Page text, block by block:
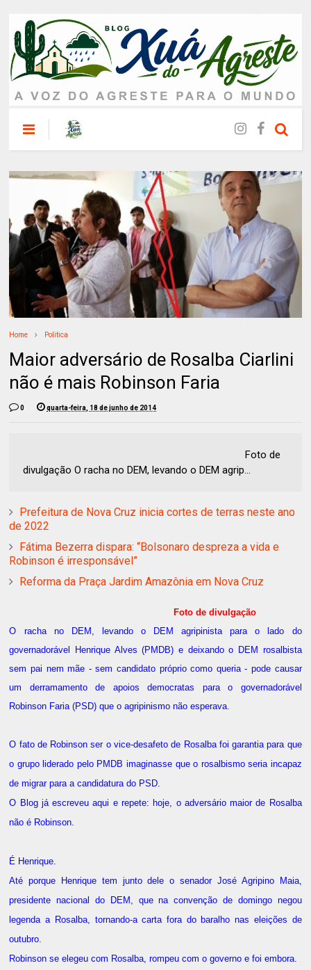
Home Politica
Maior adversário de Rosalba Ciarlini
não é mais Robinson Faria
0 quarta-feira, 18 de junho de 2014
Foto de
divulgação O racha no DEM, levando o DEM agrip...
Prefeitura de Nova Cruz inicia cortes de terras neste ano
de 2022
Fátima Bezerra dispara: “Bolsonaro despreza a vida e
Robinson é irresponsável”
Reforma da Praça Jardim Amazônia em Nova Cruz
Foto de divulgação
O racha no DEM, levando o DEM agripinista para o lado do
governadorável Henrique Alves (PMDB) e deixando o DEM rosalbista
sem pai nem mãe - sem candidato próprio como queria - pode causar
um derramamento de apoios democratas para o governadorável
Robinson Faria (PSD) que o agripinismo não esperava.
O fato de Robinson ser o vice-desafeto de Rosalba foi garantia para que
o grupo liderado pelo PMDB imaginasse que o rosalbismo seria incapaz
de migrar para a candidatura do PSD.
O Blog já escreveu aqui e repete: hoje, o adversário maior de Rosalba
não é Robinson.
É Henrique.
Até porque Henrique tem junto dele o senador José Agripino Maia,
presidente nacional do DEM, que na convenção de domingo negou
legenda a Rosalba, tornando-a carta fora do baralho nas eleições de
outubro.
Robinson se elegeu com Rosalba, rompeu com o governo e foi embora.